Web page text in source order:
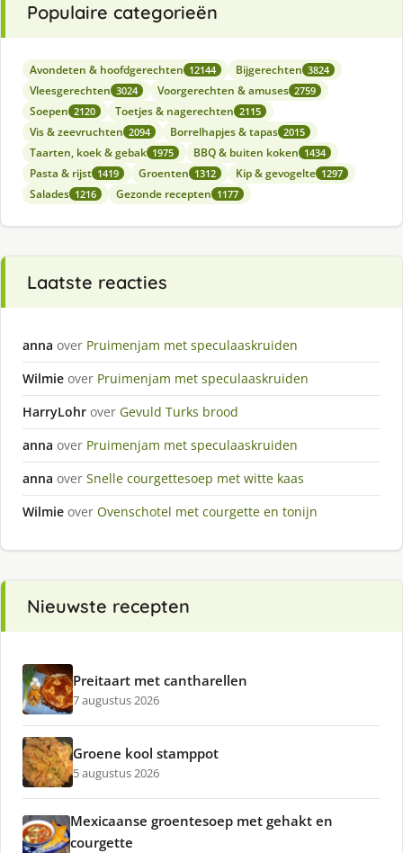
Populaire categorieën
Avondeten & hoofdgerechten 12144 Bijgerechten 3824
Vleesgerechten 3024 Voorgerechten & amuses 2759
Soepen 2120 Toetjes & nagerechten 2115
Vis & zeevruchten 2094 Borrelhapjes & tapas 2015
Taarten, koek & gebak 1975 BBQ & buiten koken 1434
Pasta & rijst 1419 Groenten 1312 Kip & gevogelte 1297
Salades 1216 Gezonde recepten 1177
Laatste reacties
anna over Pruimenjam met speculaaskruiden
Wilmie over Pruimenjam met speculaaskruiden
HarryLohr over Gevuld Turks brood
anna over Pruimenjam met speculaaskruiden
anna over Snelle courgettesoep met witte kaas
Wilmie over Ovenschotel met courgette en tonijn
Nieuwste recepten
Preitaart met cantharellen
7 augustus 2026
Groene kool stamppot
5 augustus 2026
Mexicaanse groentesoep met gehakt en
courgette